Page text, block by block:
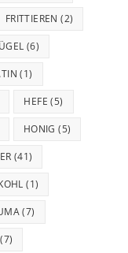
FRITTIEREN (2)
(6)
(1)
HEFE (5)
HONIG (5)
(41)
(1)
(7)
(7)